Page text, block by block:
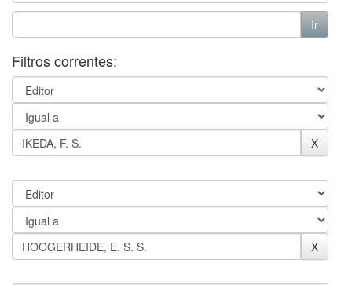
Filtros correntes: